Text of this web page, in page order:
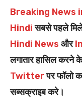
Breaking News
Hindiसबसे पहले
Hindi News और
लगातार हासिल करने
Twitterपर फॉलो
सब्सक्राइब करे।